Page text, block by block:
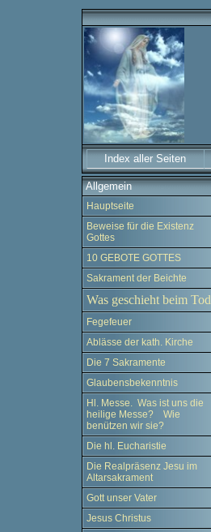
Index aller Seiten
Allgemein
Hauptseite
Beweise für die Existenz
Gottes
10 GEBOTE GOTTES
Sakrament der Beichte
Was geschieht beim Tod
Fegefeuer
Ablässe der kath. Kirche
Die 7 Sakramente
Glaubensbekenntnis
Hl. Messe. Was ist uns die
heilige Messe? Wie
benützen wir sie?
Die hl. Eucharistie
Die Realpräsenz Jesu im
Altarsakrament
Gott unser Vater
Jesus Christus